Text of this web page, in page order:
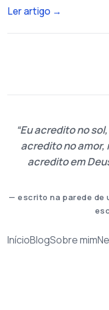
Ler artigo →
Eu acredito no
acredito no amor,
acredito em
— escrito na parede de
InícioBlogSobre mim